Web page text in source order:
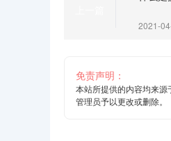
2021-
免责声明：
本站所提供的内容均来
管理员予以更改或删除。